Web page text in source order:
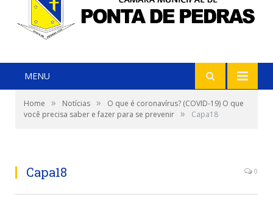
MENU
Home » Notícias »
O que é coronavírus? (COVID-19) O que
você precisa saber e fazer para se prevenir » Capa18
Capa18 0